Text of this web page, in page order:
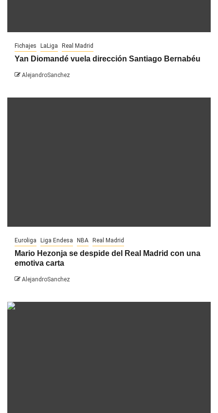
Fichajes LaLiga Real Madrid
Yan Diomandé vuela dirección Santiago Bernabéu
AlejandroSanchez
Euroliga Liga Endesa NBA Real Madrid
Mario Hezonja se despide del Real Madrid con una
emotiva carta
AlejandroSanchez